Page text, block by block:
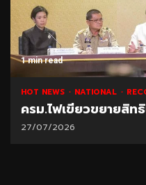
1 min read
HOT NEWS NATIONAL
ครม.ไฟเขียวขยายสิ
27/07/2026